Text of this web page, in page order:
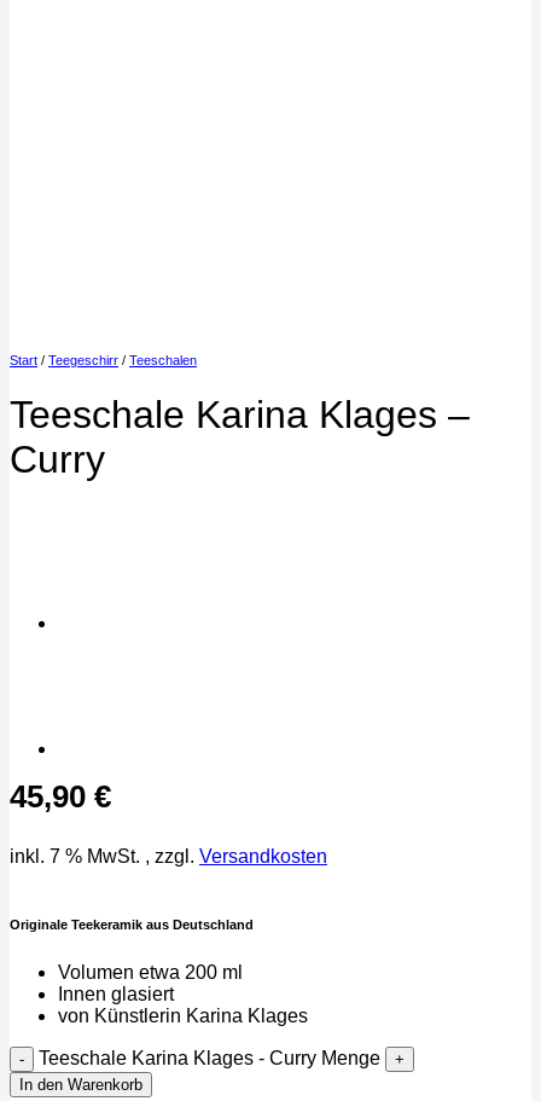
Start / Teegeschirr / Teeschalen
Teeschale Karina Klages –
Curry
45,90 €
inkl. 7 % MwSt. , zzgl. Versandkosten
Originale Teekeramik aus Deutschland
Volumen etwa 200 ml
Innen glasiert
von Künstlerin Karina Klages
Teeschale Karina Klages - Curry Menge
In den Warenkorb